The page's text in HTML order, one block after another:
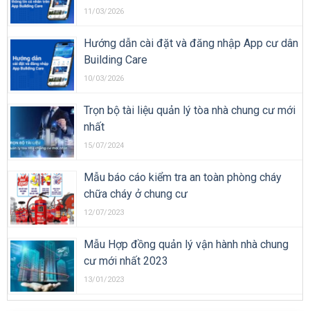
11/03/2026
Hướng dẫn cài đặt và đăng nhập App cư dân
Building Care
10/03/2026
Trọn bộ tài liệu quản lý tòa nhà chung cư mới
nhất
15/07/2024
Mẫu báo cáo kiểm tra an toàn phòng cháy
chữa cháy ở chung cư
12/07/2023
Mẫu Hợp đồng quản lý vận hành nhà chung
cư mới nhất 2023
13/01/2023